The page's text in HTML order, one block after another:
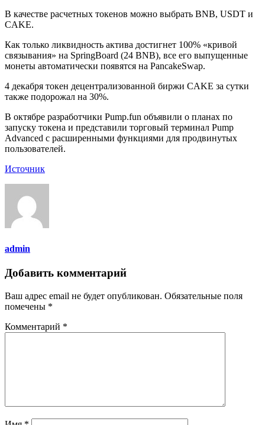
В качестве расчетных токенов можно выбрать BNB, USDT и
CAKE.
Как только ликвидность актива достигнет 100% «кривой
связывания» на SpringBoard (24 BNB), все его выпущенные
монеты автоматически появятся на PancakeSwap.
4 декабря токен децентрализованной биржи CAKE за сутки
также подорожал на 30%.
В октябре разработчики Pump.fun объявили о планах по
запуску токена и представили торговый терминал Pump
Advanced с расширенными функциями для продвинутых
пользователей.
Источник
admin
Добавить комментарий
Ваш адрес email не будет опубликован. Обязательные поля
помечены *
Комментарий *